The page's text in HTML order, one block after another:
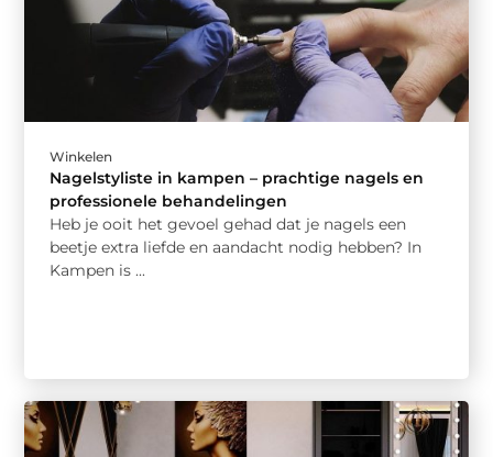
Winkelen
Nagelstyliste in kampen – prachtige nagels en
professionele behandelingen
Heb je ooit het gevoel gehad dat je nagels een
beetje extra liefde en aandacht nodig hebben? In
Kampen is ...